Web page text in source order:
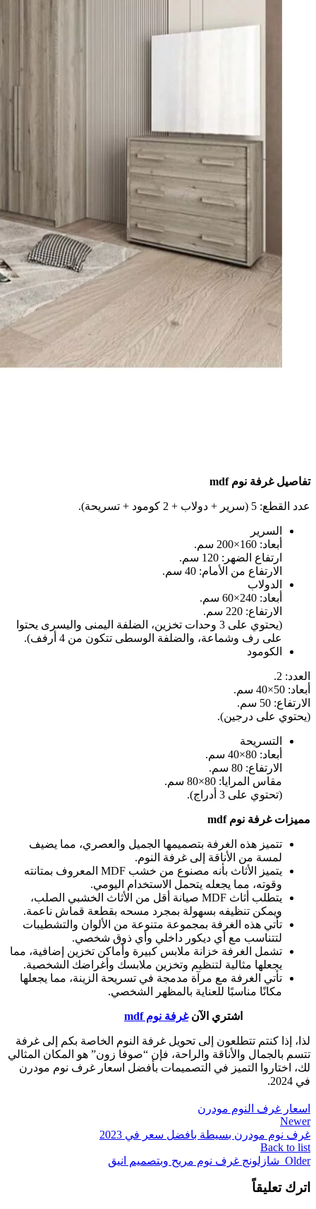
تفاصيل غرفة نوم mdf
عدد القطع: 5 (سرير + دولاب + 2 كومود + تسريحة).
السرير
أبعاد: 160×200 سم.
ارتفاع الضهر: 120 سم.
الارتفاع من الأمام: 40 سم.
الدولاب
أبعاد: 240×60 سم.
الارتفاع: 220 سم.
(يحتوي على 3 وحدات تخزين، الضلفة اليمنى واليسرى يحتوا
على رف وشماعة، والضلفة الوسطى تتكون من 4 أرفف).
الكومود
العدد: 2.
أبعاد: 50×40 سم.
الارتفاع: 50 سم.
(يحتوي على درجين).
التسريحة
أبعاد: 80×40 سم.
الارتفاع: 80 سم.
مقاس المرايا: 80×80 سم.
(تحتوي على 3 أدراج).
مميزات غرفة نوم mdf
تتميز هذه الغرفة بتصميمها الجميل والعصري، مما يضيف
لمسة من الأناقة إلى غرفة النوم.
يتميز الأثاث بأنه مصنوع من خشب MDF المعروف بمتانته
وقوته، مما يجعله يتحمل الاستخدام اليومي.
يتطلب أثاث MDF صيانة أقل من الأثاث الخشبي الصلب،
ويمكن تنظيفه بسهولة بمجرد مسحه بقطعة قماش ناعمة.
تأتي هذه الغرفة بمجموعة متنوعة من الألوان والتشطيبات
لتتناسب مع أي ديكور داخلي وأي ذوق شخصي.
تشمل الغرفة خزانة ملابس كبيرة وأماكن تخزين إضافية، مما
يجعلها مثالية لتنظيم وتخزين ملابسك وأغراضك الشخصية.
تأتي الغرفة مع مرآة مدمجة في تسريحة الزينة، مما يجعلها
مكانًا مناسبًا للعناية بالمظهر الشخصي.
اشتري الآنغرفة نوم mdf
لذا، إذا كنتم تتطلعون إلى تحويل غرفة النوم الخاصة بكم إلى غرفة
تتسم بالجمال والأناقة والراحة، فإن “صوفا زون” هو المكان المثالي
لك، اختاروا التميز في التصميمات بأفضل اسعار غرف نوم مودرن
في 2024.
اسعار غرف النوم مودرن
Newer
غرف نوم مودرن بسيطة بافضل سعر في 2023
Back to list
Older شازلونج غرف نوم مريح وبتصميم انيق
اترك تعليقاً